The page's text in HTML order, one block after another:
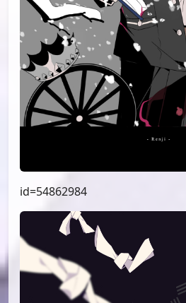
id=54862984